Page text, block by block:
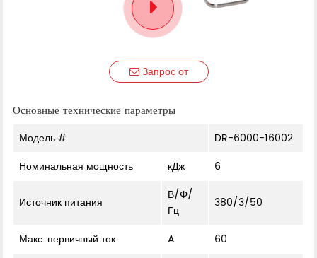
Запрос от
Основные технические параметры
Модель #
DR-6000-16002
Номинальная мощность
кДж 6
Источник питания
В/Φ/
Гц
380/3/50
Макс. первичный ток A
60